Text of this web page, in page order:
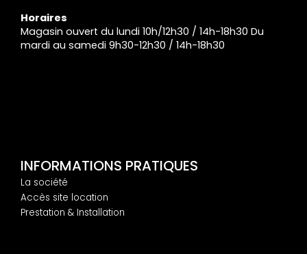
Horaires
Magasin ouvert du lundi 10h/12h30 / 14h-18h30 Du
mardi au samedi 9h30-12h30 / 14h-18h30
INFORMATIONS PRATIQUES
La société
Accès site location
Prestation & Installation